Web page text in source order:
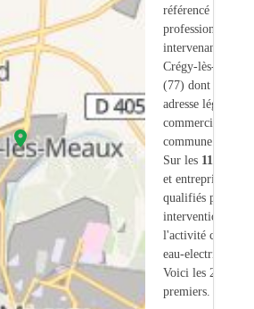
référencé
professionnels
intervenant sur
Crégy-lès-Meaux
(77) dont
adresse légale ou
commerciale
commune.
Sur les 111
et entreprises
qualifiés pour une
intervention sur
l'activité chauffe-
eau-electrique.
Voici les 20
premiers.